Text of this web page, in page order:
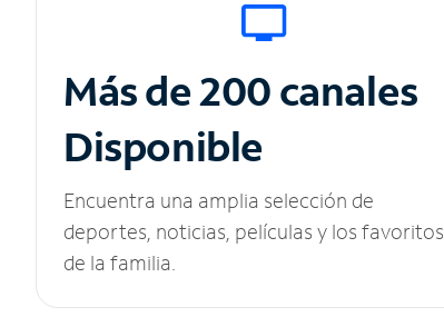
Más de 200 canales
Disponible
Encuentra una amplia selección de
deportes, noticias, películas y los favoritos
de la familia.